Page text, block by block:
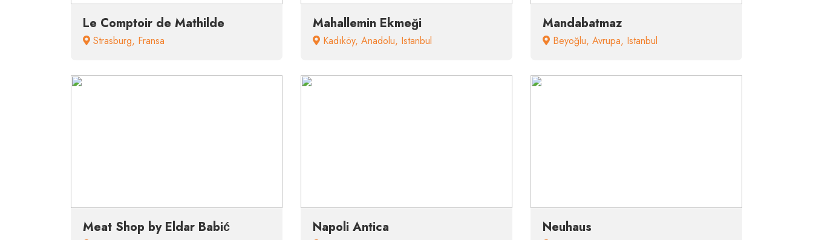
Le Comptoir de Mathilde
Strasburg, Fransa
Mahallemin Ekmeği
Kadıköy, Anadolu, Istanbul
Mandabatmaz
Beyoğlu, Avrupa, Istanbul
Meat Shop by Eldar Babić Napoli Antica Neuhaus